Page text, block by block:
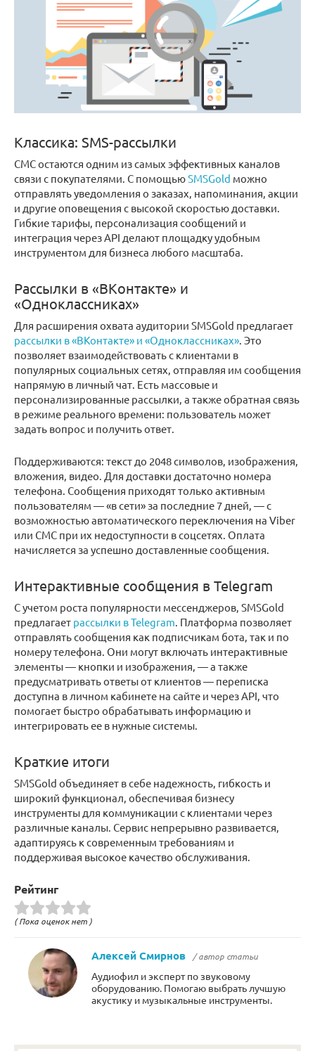
Классика: SMS-рассылки
СМС остаются одним из самых эффективных каналов
связи с покупателями. С помощьюSMSGold можно
отправлять уведомления о заказах, напоминания, акции
и другие оповещения с высокой скоростью доставки.
Гибкие тарифы, персонализация сообщений и
интеграция через API делают площадку удобным
инструментом для бизнеса любого масштаба.
Рассылки в «ВКонтакте» и
«Одноклассниках»
Для расширения охвата аудитории SMSGold предлагает
рассылки в «ВКонтакте» и «Одноклассниках». Это
позволяет взаимодействовать с клиентами в
популярных социальных сетях, отправляя им сообщения
напрямую в личный чат. Есть массовые и
персонализированные рассылки, а также обратная связь
в режиме реального времени: пользователь может
задать вопрос и получить ответ.
Поддерживаются: текст до 2048 символов, изображения,
вложения, видео. Для доставки достаточно номера
телефона. Сообщения приходят только активным
пользователям — «в сети» за последние 7 дней, — с
возможностью автоматического переключения на Viber
или СМС при их недоступности в соцсетях. Оплата
начисляется за успешно доставленные сообщения.
Интерактивные сообщения в Telegram
С учетом роста популярности мессенджеров, SMSGold
предлагает рассылки в Telegram. Платформа позволяет
отправлять сообщения как подписчикам бота, так и по
номеру телефона. Они могут включать интерактивные
элементы — кнопки и изображения, — а также
предусматривать ответы от клиентов — переписка
доступна в личном кабинете на сайте и через API, что
помогает быстро обрабатывать информацию и
интегрировать ее в нужные системы.
Краткие итоги
SMSGold объединяет в себе надежность, гибкость и
широкий функционал, обеспечивая бизнесу
инструменты для коммуникации с клиентами через
различные каналы. Сервис непрерывно развивается,
адаптируясь к современным требованиям и
поддерживая высокое качество обслуживания.
Рейтинг
( Пока оценок нет )
Алексей Смирнов / автор статьи
Аудиофил и эксперт по звуковому
оборудованию. Помогаю выбрать лучшую
акустику и музыкальные инструменты.